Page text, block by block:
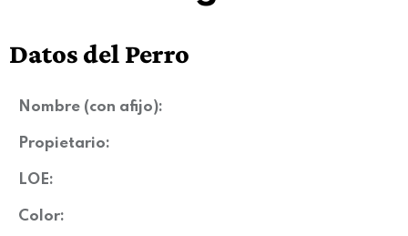
Datos del Perro
Nombre (con afijo):
Propietario:
LOE:
Color: